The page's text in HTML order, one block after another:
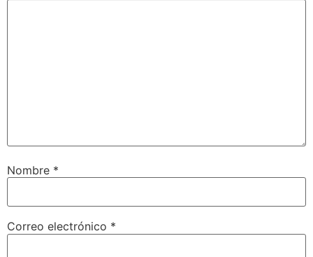
Nombre *
Correo electrónico *